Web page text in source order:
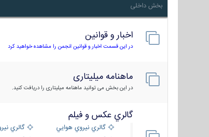
بخش داخلی
اخبار و قوانین
در این قسمت اخبار و قوانین انجمن را مشاهده خواهید کرد
ماهنامه میلیتاری
در این بخش می توانید ماهنامه میلیتاری را دریافت کنید.
گالري عكس و فيلم
گالري نيروي هوايي
گالري